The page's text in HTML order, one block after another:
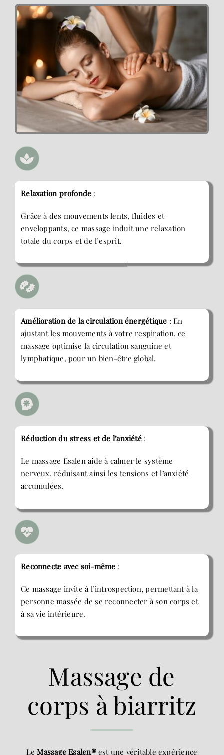
Relaxation profonde :
Grâce à des mouvements lents, fluides et
enveloppants, ce massage induit une relaxation
totale du corps et de l’esprit.
Amélioration de la circulation énergétique : En
ajustant les mouvements à votre respiration, ce
massage optimise la circulation sanguine et
lymphatique, pour un bien-être global.
Réduction du stress et de l’anxiété:
Le massage Esalen aide à calmer le système
nerveux, réduisant ainsi les tensions et l’anxiété
accumulées.
Reconnecte avec soi-même :
Ce massage invite à l’introspection, permettant à la
personne massée de se reconnecter à son corps et
à sa vie intérieure.
Massage de
corps à biarritz
LeMassage Esalen®est une véritable expérience